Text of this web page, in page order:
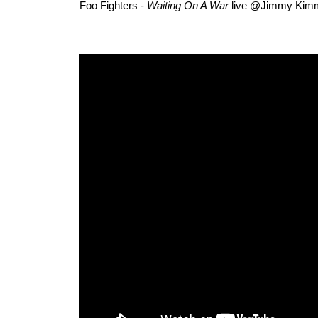
Foo Fighters - Waiting On A Warlive @Jimmy